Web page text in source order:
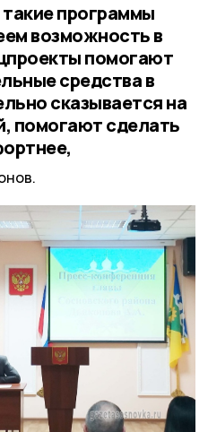
программы
возможность в
помогают
средства в
сказывается на
помогают сделать